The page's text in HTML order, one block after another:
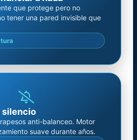
que protege pero no
tener una pared invisible que
silencio
anti-balanceo. Motor
suave durante años.